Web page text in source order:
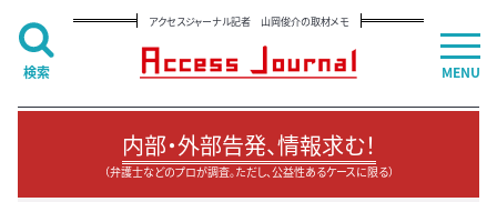
アクセスジャーナル記者 山岡俊介の取材メモ
内部・外部告発、情報求む！
（弁護士などのプロが調査。ただし、公益性あるケースに限る）
MENU
検索